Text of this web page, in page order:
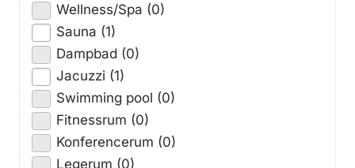
Wellness/Spa (0)
Sauna (1)
Dampbad (0)
Jacuzzi (1)
Swimming pool (0)
Fitnessrum (0)
Konferencerum (0)
Legerum (0)